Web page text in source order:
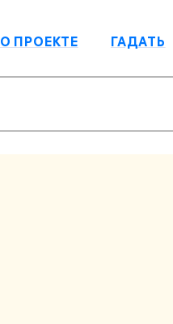
О ПРОЕКТЕ ГАДАТЬ